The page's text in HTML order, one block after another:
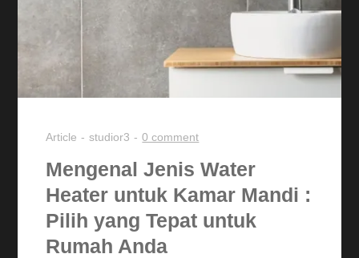
Article studior3 0 comment
Mengenal Jenis Water
Heater untuk Kamar Mandi :
Pilih yang Tepat untuk
Rumah Anda